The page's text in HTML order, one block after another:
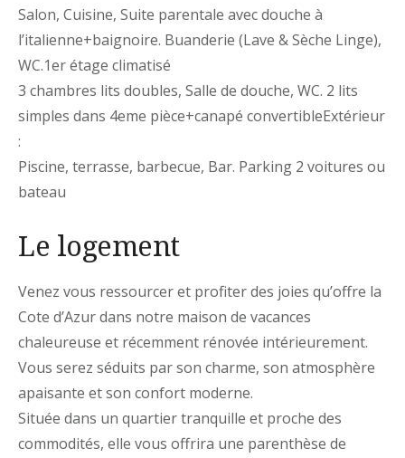
Salon, Cuisine, Suite parentale avec douche à
l’italienne+baignoire. Buanderie (Lave & Sèche Linge),
WC.1er étage climatisé
3 chambres lits doubles, Salle de douche, WC. 2 lits
simples dans 4eme pièce+canapé convertibleExtérieur
:
Piscine, terrasse, barbecue, Bar. Parking 2 voitures ou
bateau
Le logement
Venez vous ressourcer et profiter des joies qu’offre la
Cote d’Azur dans notre maison de vacances
chaleureuse et récemment rénovée intérieurement.
Vous serez séduits par son charme, son atmosphère
apaisante et son confort moderne.
Située dans un quartier tranquille et proche des
commodités, elle vous offrira une parenthèse de